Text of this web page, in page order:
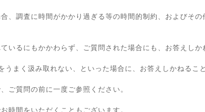
、調査に時間がかかり過ぎる等の時間的制約、およびそ
いるにもかかわらず、ご質問された場合にも、お答えしか
まく汲み取れない、といった場合に、お答えしかねるこ
ご質問の前に一度ご参照ください。
時間をいただくこともございます。